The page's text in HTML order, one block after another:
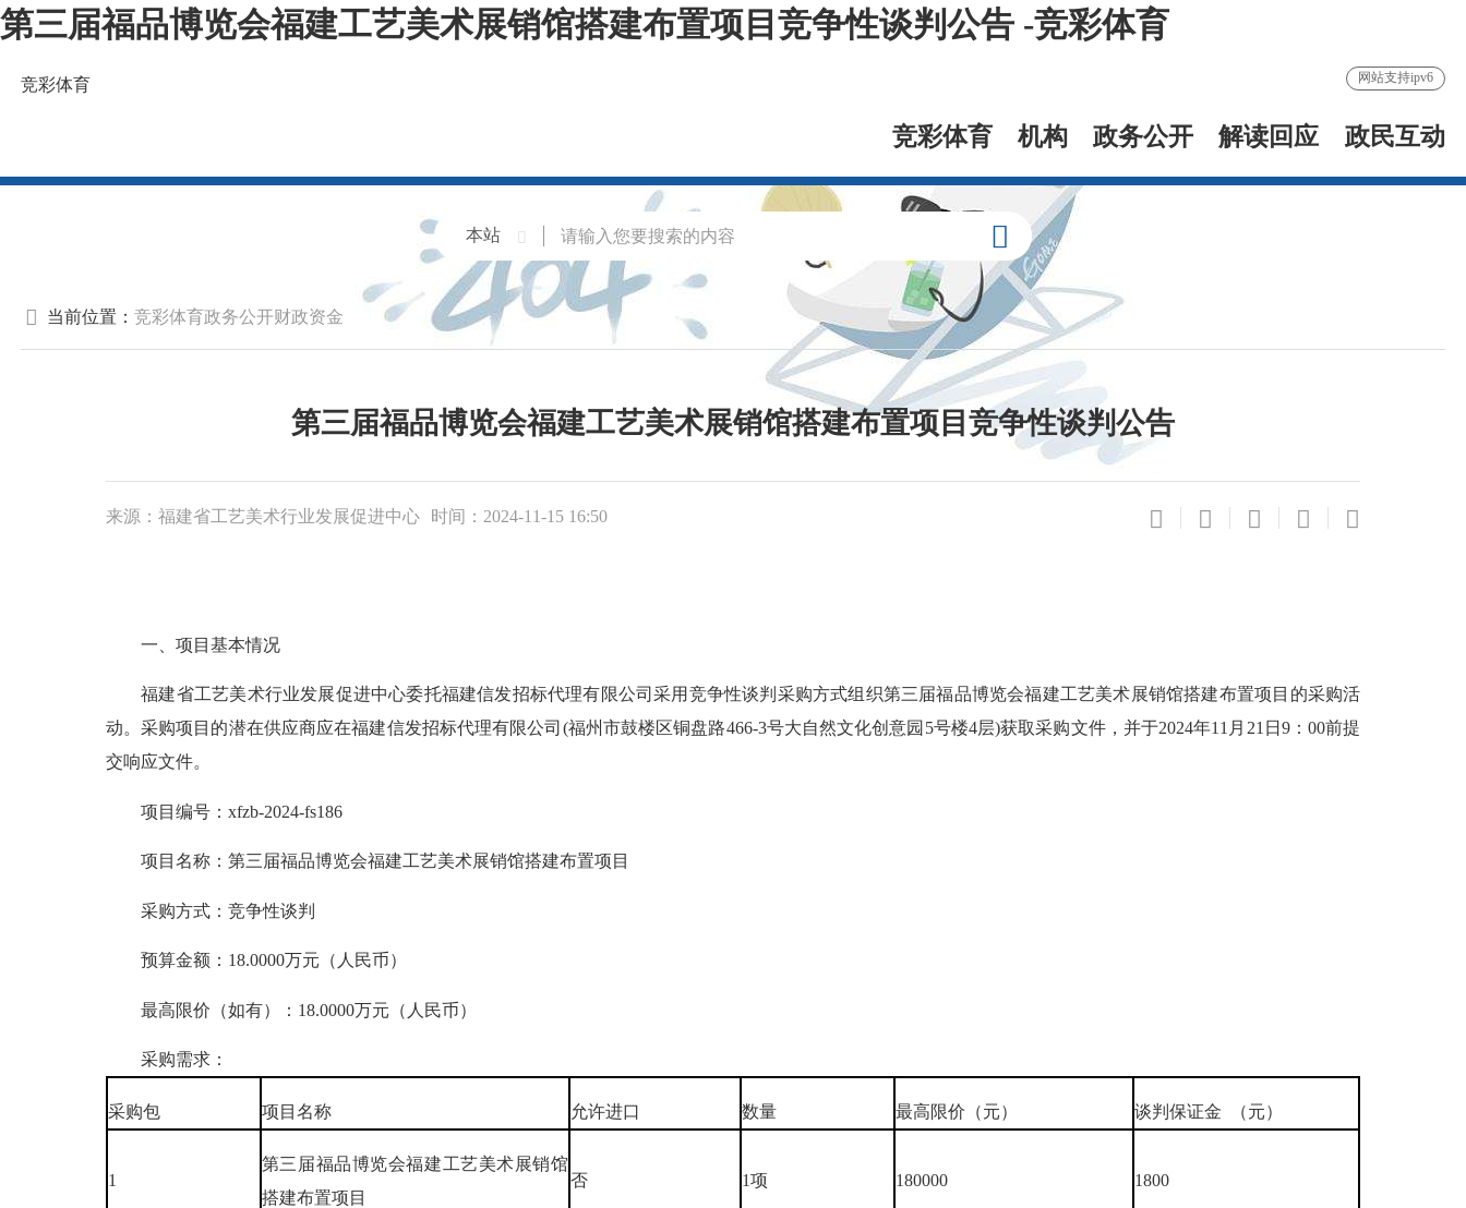
第三届福品博览会福建工艺美术展销馆搭建布置项目竞争性谈判公告 -竞彩体育
竞彩体育 网站支持ipv6
竞彩体育 机构 政务公开 解读回应 政民互动
当前位置： 竞彩体育政务公开财政资金
第三届福品博览会福建工艺美术展销馆搭建布置项目竞争性谈判公告
来源：福建省工艺美术行业发展促进中心 时间：2024-11-15 16:50
一、项目基本情况
福建省工艺美术行业发展促进中心委托福建信发招标代理有限公司采用竞争性谈判采购方式组织第三届福品博览会福建工艺美术展销馆搭建布置项目的采购活
动。采购项目的潜在供应商应在福建信发招标代理有限公司(福州市鼓楼区铜盘路466-3号大自然文化创意园5号楼4层)获取采购文件，并于2024年11月21日9：00前提
交响应文件。
项目编号：xfzb-2024-fs186
项目名称：第三届福品博览会福建工艺美术展销馆搭建布置项目
采购方式：竞争性谈判
预算金额：18.0000万元（人民币）
最高限价（如有）：18.0000万元（人民币）
采购需求：
采购包 项目名称 允许进口 数量 最高限价（元） 谈判保证金 （元）
1
第三届福品博览会福建工艺美术展销馆
搭建布置项目
否 1项 180000 1800